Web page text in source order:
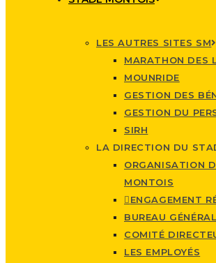
LES AUTRES SITES SM
MARATHON DES
MOUNRIDE
GESTION DES
GESTION DU
SIRH
LA DIRECTION DU
ORGANISATION
MONTOIS
ENGAGEMENT
BUREAU GÉNÉRAL
COMITÉ
LES EMPLOYÉS